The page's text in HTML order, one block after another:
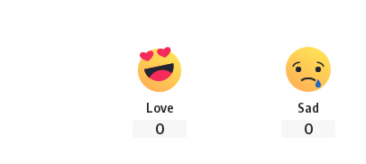
Love
0
Sad
0